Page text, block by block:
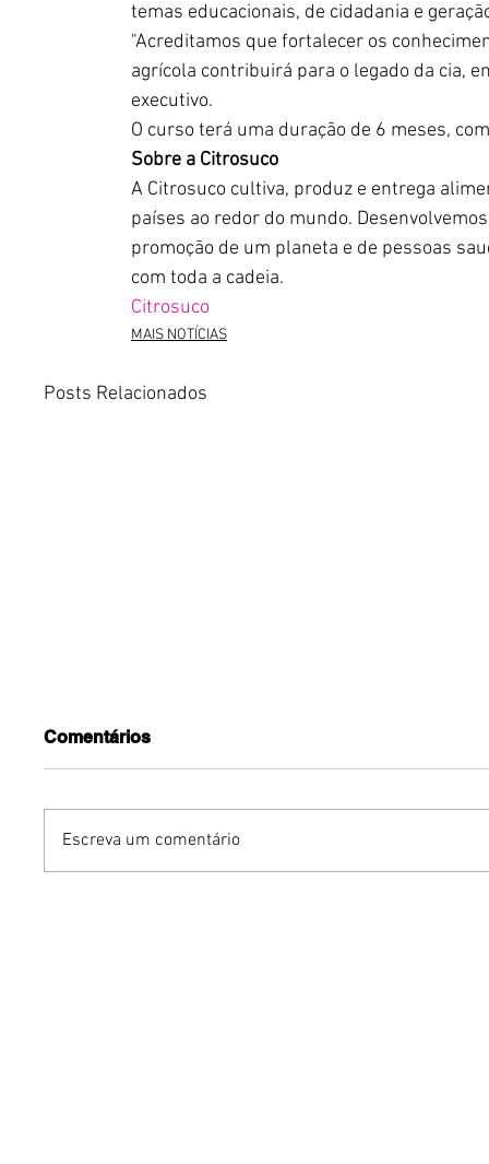
temas educacionais, de cidadania e
"Acreditamos que fortalecer os
agrícola contribuirá para o legado da cia,
executivo.
O curso terá uma duração de 6 meses,
Sobre a Citrosuco
A Citrosuco cultiva, produz e entrega
países ao redor do mundo.
promoção de um planeta e de pessoas
com toda a cadeia.
Citrosuco
MAIS NOTÍCIAS
Posts Relacionados
Comentários
Escreva um comentário